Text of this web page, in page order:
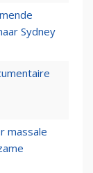
Sydney
massale